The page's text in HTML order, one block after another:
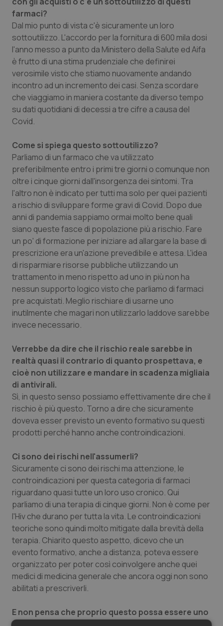
Oncologia & Nutrizione
Psoriasi & pelle
Quotidiano Cardiologia
Quotidiano Chirurgia
Quotidiano Oncologia
Rene & patologie urogenitali
Salute orale & impianti
Sangue & coagulazione
Tiroide
Tumore al seno
Tumore ovarico
Tumori del Polmone & Testa Collo
Tumori gastrointestinali
Ulcera & Reflusso
Vaccini
farmaci?
Dal mio punto di vista c'è sicuramente un loro
sottoutilizzo. L'accordo per la fornitura di 600 mila dosi
l'anno messo a punto da Ministero della Salute ed Aifa
è frutto di una stima prudenziale che definirei
verosimile visto che stiamo nuovamente andando
incontro ad un incremento dei casi. Senza scordare
che viaggiamo in maniera costante da diverso tempo
su dati quotidiani di decessi a tre cifre a causa del
Covid.
Come si spiega questo sottoutilizzo?
Parliamo di un farmaco che va utilizzato
preferibilmente entro i primi tre giorni o comunque non
oltre i cinque giorni dall'insorgenza dei sintomi. Tra
l'altro non è indicato per tutti ma solo per quei pazienti
a rischio di sviluppare forme gravi di Covid. Dopo due
anni di pandemia sappiamo ormai molto bene quali
siano queste fasce di popolazione più a rischio. Fare
un po' di formazione per iniziare ad allargare la base di
prescrizione era un'azione prevedibile e attesa. L'idea
di risparmiare risorse pubbliche utilizzando un
trattamento in meno rispetto ad uno in più non ha
nessun supporto logico visto che parliamo di farmaci
pre acquistati. Meglio rischiare di usarne uno
inutilmente che magari non utilizzarlo laddove sarebbe
invece necessario.
Verrebbe da dire che il rischio reale sarebbe in
realtà quasi il contrario di quanto prospettava, e
cioè non utilizzare e mandare in scadenza migliaia
di antivirali.
Sì, in questo senso possiamo effettivamente dire che il
rischio è più questo. Torno a dire che sicuramente
doveva esser previsto un evento formativo su questi
prodotti perché hanno anche controindicazioni.
Ci sono dei rischi nell'assumerli?
Sicuramente ci sono dei rischi ma attenzione, le
controindicazioni per questa categoria di farmaci
riguardano quasi tutte un loro uso cronico. Qui
parliamo di una terapia di cinque giorni. Non è come per
l'Hiv che durano per tutta la vita. Le controindicazioni
teoriche sono quindi molto mitigate dalla brevità della
terapia. Chiarito questo aspetto, dicevo che un
evento formativo, anche a distanza, poteva essere
organizzato per poter così coinvolgere anche quei
medici di medicina generale che ancora oggi non sono
abilitati a prescriverli.
E non pensa che proprio questo possa essere uno